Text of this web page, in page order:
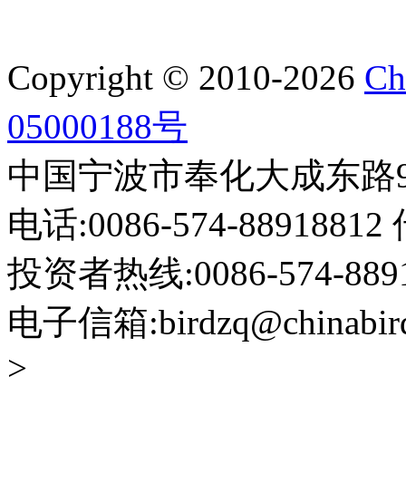
Copyright © 2010-2026
05000188号
中国宁波市奉化大成东路
电话:0086-574-88918812
投资者热线:0086-574-
电子信箱
>